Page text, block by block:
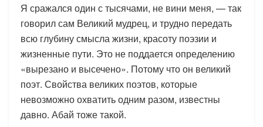
Я сражался один с тысячами, не вини меня, — так
говорил сам Великий мудрец, и трудно передать
всю глубину смысла жизни, красоту поэзии и
жизненные пути. Это не поддается определению
«вырезано и высечено». Потому что он великий
поэт. Свойства великих поэтов, которые
невозможно охватить одним разом, известны
давно. Абай тоже такой.